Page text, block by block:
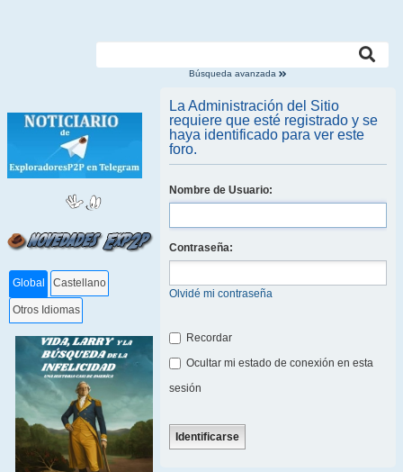
Búsqueda avanzada
Global Castellano
Otros Idiomas
La Administración del Sitio
requiere que esté registrado y se
haya identificado para ver este
foro.
Nombre de Usuario:
Contraseña:
Olvidé mi contraseña
Recordar
Ocultar mi estado de conexión en esta
sesión